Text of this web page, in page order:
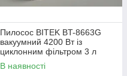
Пилосос BITEK BT-8663G
вакуумний 4200 Вт із
циклонним фільтром 3 л
телескопічна труба зелений
для сухого прибирання
В наявності